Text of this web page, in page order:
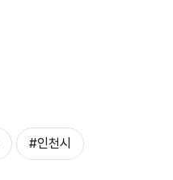
#인천시